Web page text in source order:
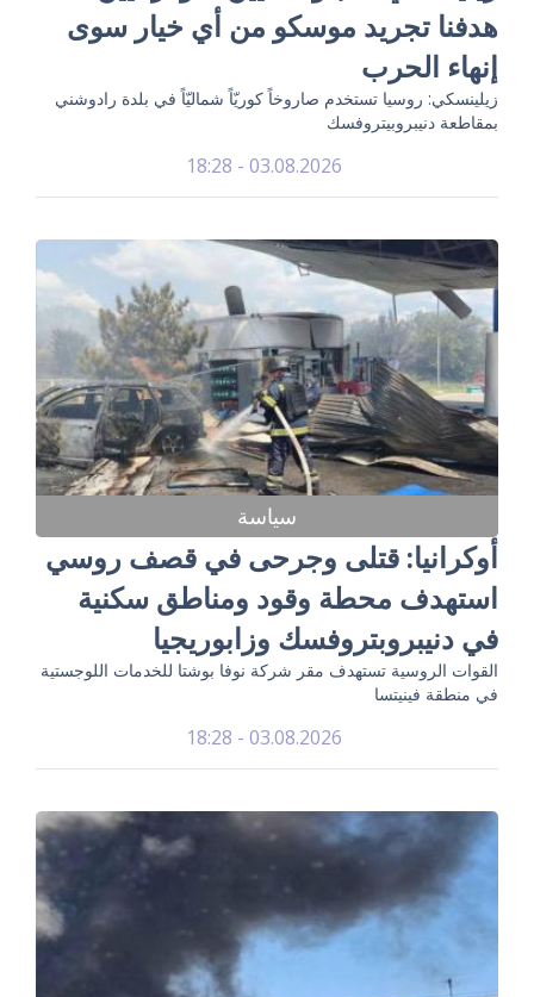
هدفنا تجريد موسكو من أي خيار سوى
إنهاء الحرب
زيلينسكي: روسيا تستخدم صاروخاً كوريّاً شماليّاً في بلدة رادوشني
بمقاطعة دنيبروبيتروفسك
03.08.2026 - 18:28
سياسة
أوكرانيا: قتلى وجرحى في قصف روسي
استهدف محطة وقود ومناطق سكنية
في دنيبروبتروفسك وزابوريجيا
القوات الروسية تستهدف مقر شركة نوفا بوشتا للخدمات اللوجستية
في منطقة فينيتسا
03.08.2026 - 18:28